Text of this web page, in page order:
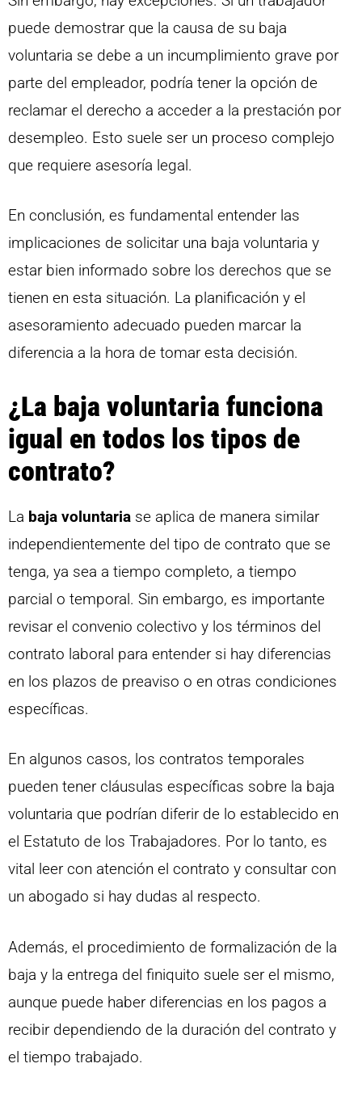
puede demostrar que la causa de su baja
voluntaria se debe a un incumplimiento grave por
parte del empleador, podría tener la opción de
reclamar el derecho a acceder a la prestación por
desempleo. Esto suele ser un proceso complejo
que requiere asesoría legal.
En conclusión, es fundamental entender las
implicaciones de solicitar una baja voluntaria y
estar bien informado sobre los derechos que se
tienen en esta situación. La planificación y el
asesoramiento adecuado pueden marcar la
diferencia a la hora de tomar esta decisión.
¿La baja voluntaria funciona
igual en todos los tipos de
contrato?
La baja voluntaria se aplica de manera similar
independientemente del tipo de contrato que se
tenga, ya sea a tiempo completo, a tiempo
parcial o temporal. Sin embargo, es importante
revisar el convenio colectivo y los términos del
contrato laboral para entender si hay diferencias
en los plazos de preaviso o en otras condiciones
específicas.
En algunos casos, los contratos temporales
pueden tener cláusulas específicas sobre la baja
voluntaria que podrían diferir de lo establecido en
el Estatuto de los Trabajadores. Por lo tanto, es
vital leer con atención el contrato y consultar con
un abogado si hay dudas al respecto.
Además, el procedimiento de formalización de la
baja y la entrega del finiquito suele ser el mismo,
aunque puede haber diferencias en los pagos a
recibir dependiendo de la duración del contrato y
el tiempo trabajado.